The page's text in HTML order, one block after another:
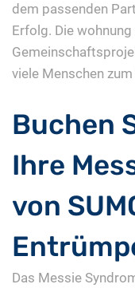
dem passenden
Erfolg. Die
viele Menschen
Buchen
Ihre
von
Das Messie